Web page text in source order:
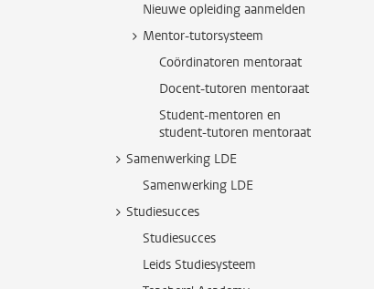
Nieuwe opleiding aanmelden
Mentor-tutorsysteem
Coördinatoren mentoraat
Docent-tutoren mentoraat
Student-mentoren en
student-tutoren mentoraat
Samenwerking LDE
Samenwerking LDE
Studiesucces
Studiesucces
Leids Studiesysteem